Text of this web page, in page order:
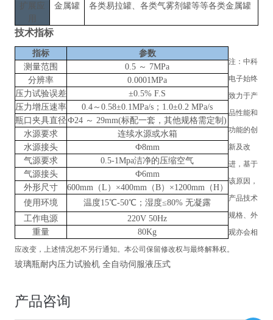
扩展应
金属罐 各类易拉罐、各类气雾剂罐等等各类金属罐
技术指标
指标
参数
测量范围
0.5 ～ 7MPa
分辨率
0.0001MPa
压力试验误差
±0.5% F.S
压力增压速率
0.4～0.58±0.1MPa/s；1.0±0.2 MPa/s
瓶口夹具直径 Ф24 ～ 29mm(标配一套，其他规格需定制)
水源要求
连续水源或水箱
水源接头
Ф8mm
气源要求
0.5-1Mpa洁净的压缩空气
气源接头
Ф6mm
外形尺寸
600mm（L）×400mm（B）×1200mm（H）
使用环境
温度15℃-50℃；湿度≤80% 无凝露
工作电源
220V 50Hz
重量
80Kg
注： 中科
电子始终
致力于产
品性能和
功能的创
新及改
进，基于
该原因，
产品技术
规格、外
观亦会相
应改变，上述情况恕不另行通知。本公司保留修改权与最终解释权。
玻璃瓶耐内压力试验机 全自动伺服液压式
产品咨询